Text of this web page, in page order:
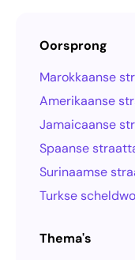
Oorsprong
Marokkaanse
Amerikaanse
Jamaicaanse
Spaanse
Surinaamse
Turkse
Thema's